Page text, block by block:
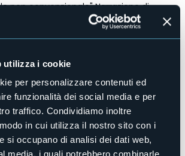
utilizza i cookie
per personalizzare contenuti ed
funzionalità dei social media e per
traffico. Condividiamo inoltre
in cui utilizza il nostro sito con i
si occupano di analisi dei dati web,
non convenzionale" Narrazione di
da diverse parti del mondo, a cura di
I quattrogatti, assieme agli allievi del
di Barbara Vesco e "Teatro adulti" di
arriva dal lago, sfilata con i
delle letterine, foto e distribuzione di
"Mister I" di Ivan Peretto